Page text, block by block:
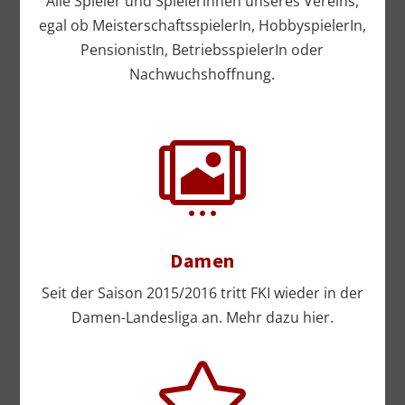
egal ob MeisterschaftsspielerIn, HobbyspielerIn,
PensionistIn, BetriebsspielerIn oder
Nachwuchshoffnung.

Damen
Seit der Saison 2015/2016 tritt FKI wieder in der
Damen-Landesliga an. Mehr dazu hier.